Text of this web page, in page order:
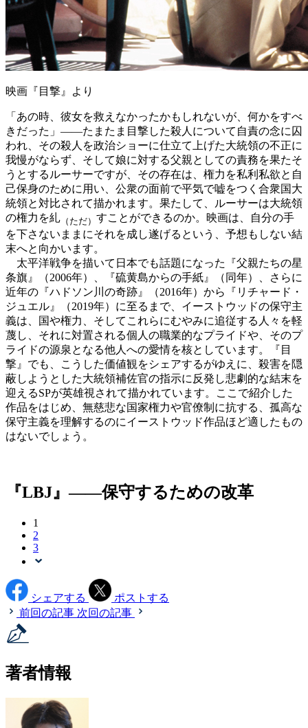
映画『目撃』より
「あの時、彼女を救えなかったかもしれないが、何かをすべ
きだった」――たまたま目撃した殺人について自責の念に囚
われ、その殺人を政治ショーに仕立て上げた大統領の不正に
我慢がならず、そして娘に対する父親としての責務を果たそ
うとするルーサーですが、その存在は、権力を私利私欲と自
己保身のために用い、公衆の面前で平気で嘘をつく合衆国大
統領と対比されて描かれます。果たして、ルーサーは大統領
の権力を糺 （ただ） すことができるのか。映画は、自分の手
を下さないままにそれを成し遂げるという、予想もしない結
末へと向かいます。
太平洋戦争を描いて日本でも話題になった『父親たちの星
条旗』（2006年）、『硫黄島からの手紙』（同年）、さらに
近年の『ハドソン川の奇跡』（2016年）から『リチャード・
ジュエル』（2019年）に至るまで、イーストウッドの保守主
義は、国や権力、そしてこれらにむやみに追従する人々を軽
蔑し、それに対置される個人の職業的なプライドや、そのプ
ライドの源泉となる他人への愛情を核としています。『目
撃』でも、こうした価値観をシェアするがゆえに、殺害を隠
蔽しようとした大統領補佐官の指示に反発し悲劇的な結末を
迎えるSPが英雄視されて描かれています。ここで紹介した
作品をはじめ、無慈悲な国家権力や官僚制に抗する、孤高な
保守主義を理解するのにイーストウッド作品ほど適したもの
はないでしょう。
『LBJ』――保守するための改革
1
2
3
シェアする
ポストする
前回の記事 次回の記事
著者情報